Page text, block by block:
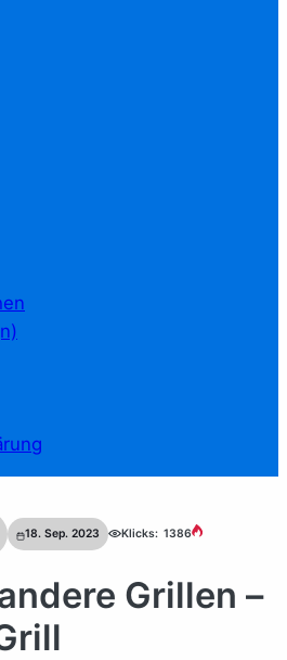
18. Sep. 2023 Klicks: 1386
Grillen –